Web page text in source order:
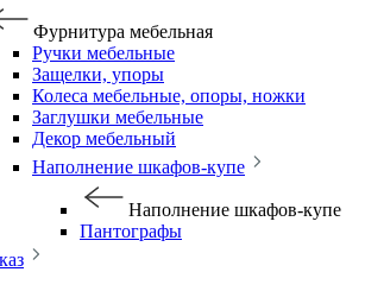
Фурнитура мебельная
Ручки мебельные
Защелки, упоры
Колеса мебельные, опоры, ножки
Заглушки мебельные
Декор мебельный
Наполнение шкафов-купе
Наполнение шкафов-купе
Пантографы